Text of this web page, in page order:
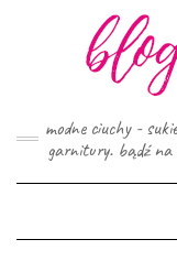
modne ciuchy -
garnitury. bądź na